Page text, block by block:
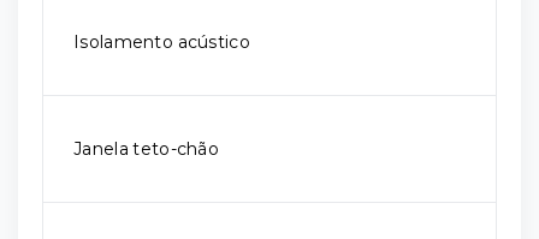
Isolamento acústico
Janela teto-chão